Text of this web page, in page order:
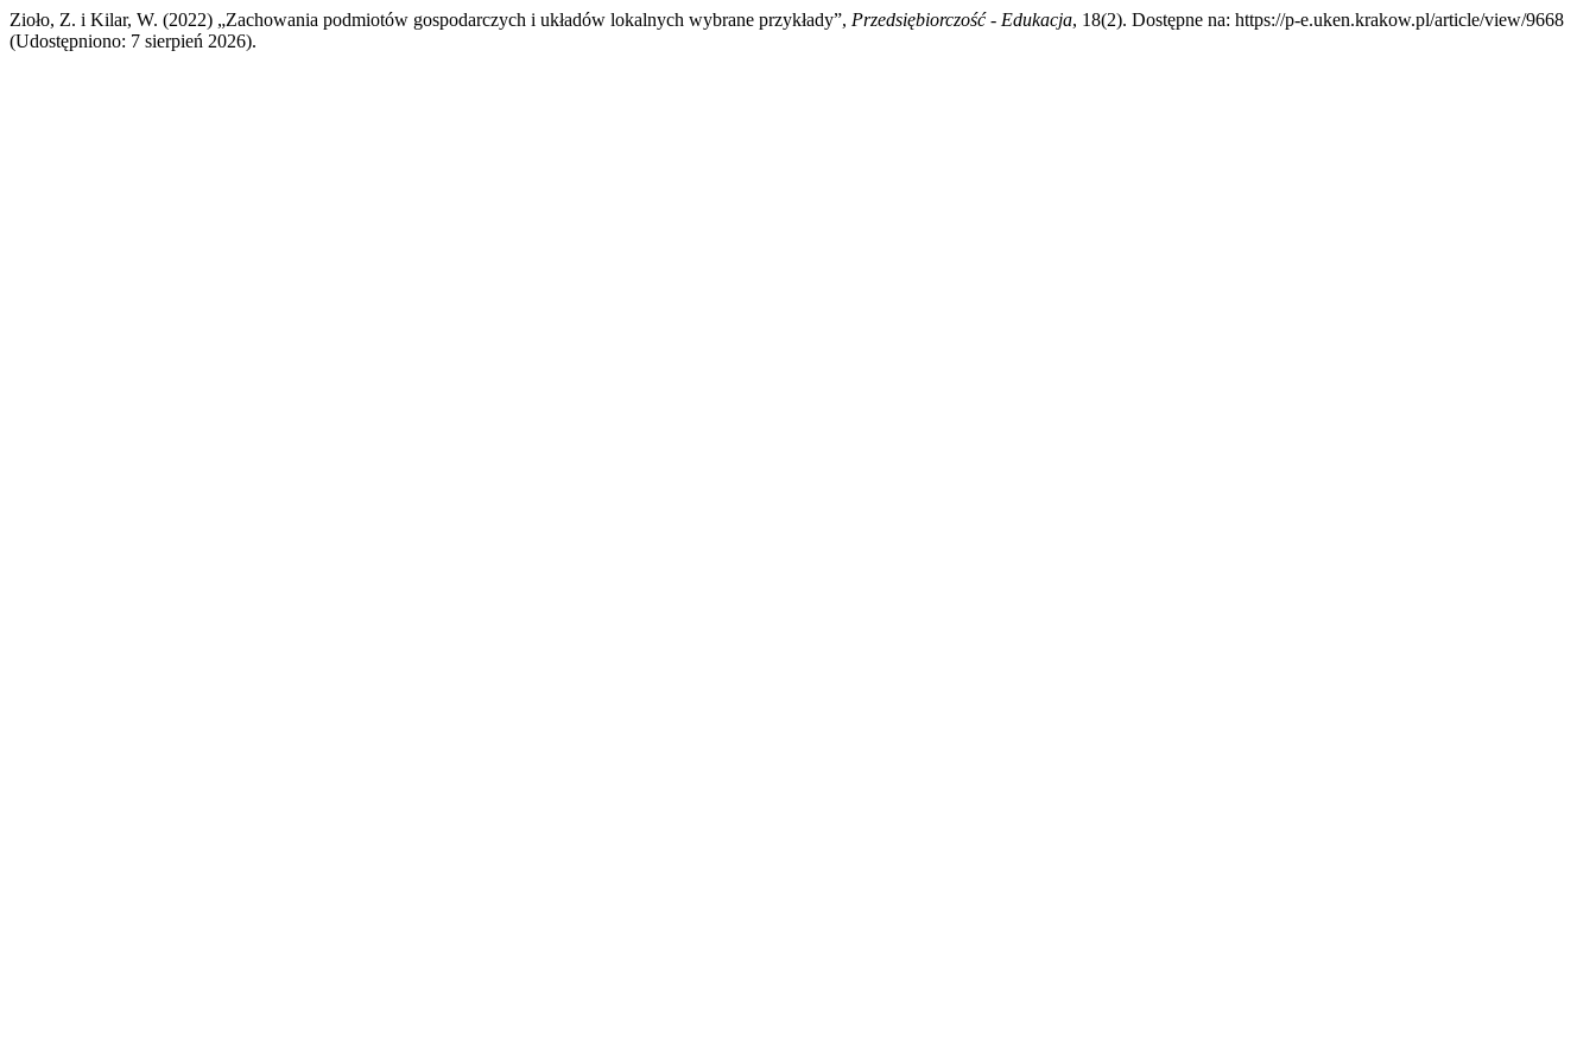
Zioło, Z. i Kilar, W. (2022) „Zachowania podmiotów gospodarczych i układów lokalnych wybrane przykłady”, Przedsiębiorczość - Edukacja, 18(2). Dostępne na: https://p-e.uken.krakow.pl/article/view/9668
(Udostępniono: 7 sierpień 2026).